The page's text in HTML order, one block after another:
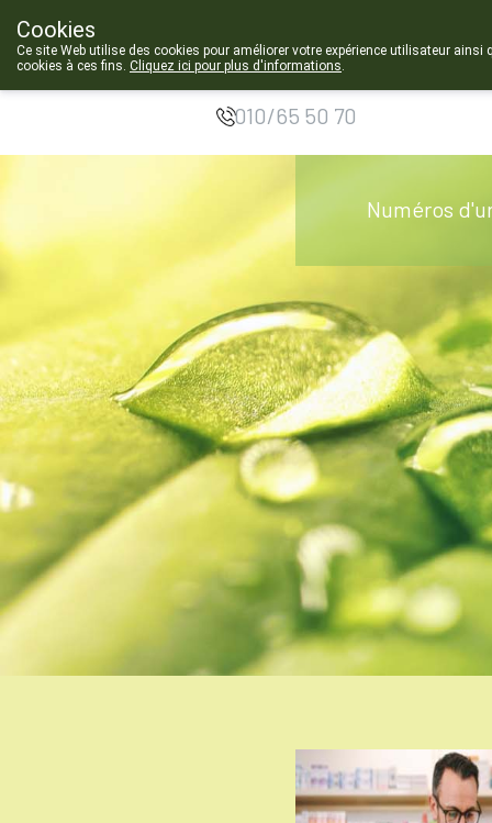
Pharmacie de
Chastre
010/65 50 70
Numéros
Cookies
Ce site Web utilise des cookies pour améliorer votre expérience utilisateur
cookies à ces fins. Cliquez ici pour plus d'informations.